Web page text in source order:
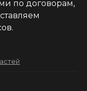
по договорам,